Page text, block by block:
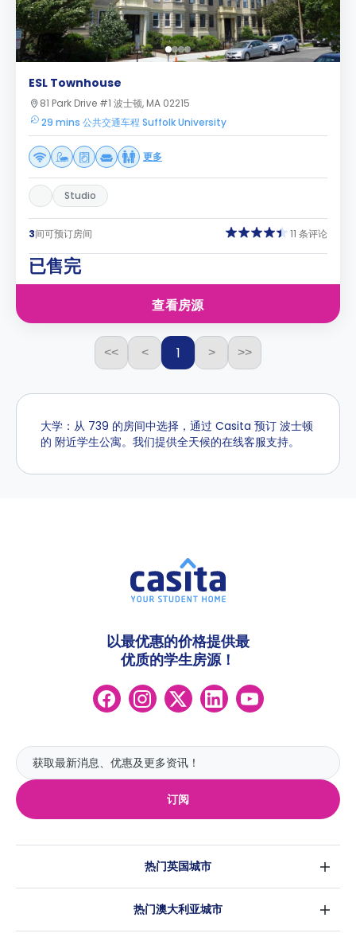
ESL Townhouse
81 Park Drive #1 波士顿, MA 02215
29 mins 公共交通车程 Suffolk University
更多
Studio
3间可预订房间 11 条评论
已售完
查看房源
<< < 1 > >>
大学：从 739 的房间中选择，通过 Casita 预订 波士顿
的 附近学生公寓。我们提供全天候的在线客服支持。
订阅
以最优惠的价格提供最
优质的学生房源！
热门英国城市
伦敦
热门澳大利亚城市